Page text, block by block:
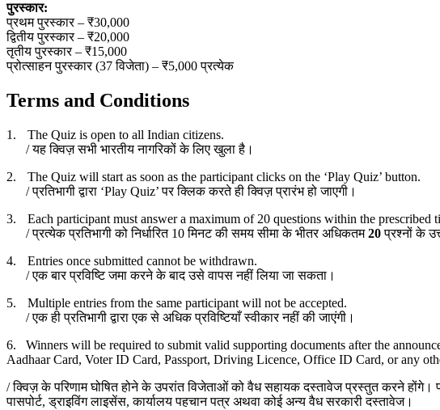
पुरस्कार:
प्रथम पुरस्कार – ₹30,000
द्वितीय पुरस्कार – ₹20,000
तृतीय पुरस्कार – ₹15,000
प्रोत्साहन पुरस्कार (37 विजेता) – ₹5,000 प्रत्येक
Terms and Conditions
1.
The Quiz is open to all Indian citizens.
/यह क्विज़ सभी भारतीय नागरिकों के लिए खुला है।
2.
The Quiz will start as soon as the participant clicks on the ‘Play Quiz’ button.
/प्रतिभागी द्वारा ‘Play Quiz’पर क्लिक करते ही क्विज़ प्रारंभ हो जाएगी।
3.
Each participant must answer a maximum of 20 questions within the prescribed
/प्रत्येक प्रतिभागी को निर्धारित 10मिनट की समय सीमा के भीतर अधिकतम20 प्रश्नों के
4.
Entries once submitted cannot be withdrawn.
/एक बार प्रविष्टि जमा करने के बाद उसे वापस नहीं लिया जा सकता।
5.
Multiple entries from the same participant will not be accepted.
/एक ही प्रतिभागी द्वारा एक से अधिक प्रविष्टियाँ स्वीकार नहीं की जाएंगी।
6. Winners will be required to submit valid supporting documents after the
Aadhaar Card, Voter ID Card, Passport, Driving Licence, Office ID Card, or any
/ क्विज़ के परिणाम घोषित होने के उपरांत विजेताओं को वैध सहायक दस्तावेज प्रस्तुत करने
पासपोर्ट, ड्राइविंग लाइसेंस, कार्यालय पहचान पत्र अथवा कोई अन्य वैध सरकारी दस्तावेज।